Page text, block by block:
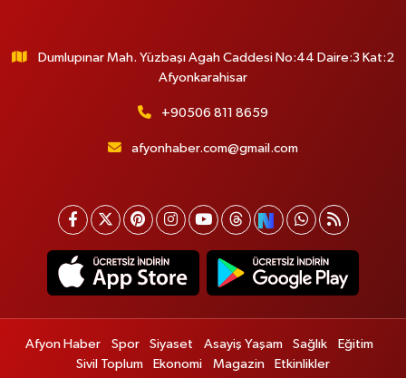
Dumlupınar Mah. Yüzbaşı Agah Caddesi No:44 Daire:3 Kat:2
Afyonkarahisar
+90506 811 8659
afyonhaber.com@gmail.com
Afyon Haber Spor Siyaset Asayiş Yaşam Sağlık
Eğitim
Sivil Toplum
Ekonomi Magazin Etkinlikler